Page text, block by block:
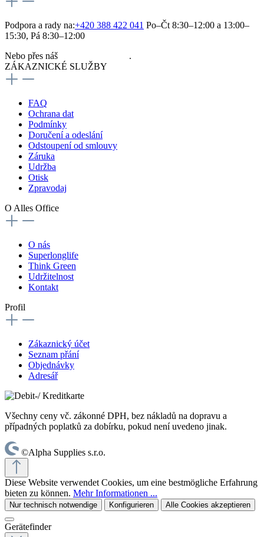
Podpora a rady na:+420 388 422 041 Po–Čt 8:30–12:00 a 13:00–
15:30, Pá 8:30–12:00
Nebo přes náš
.
ZÁKAZNICKÉ SLUŽBY
FAQ
Ochrana dat
Podmínky
Doručení a odeslání
Odstoupení od smlouvy
Záruka
Udržba
Otisk
Zpravodaj
O Alles Office
O nás
Superlonglife
Think Green
Udržitelnost
Kontakt
Profil
Zákaznický účet
Seznam přání
Objednávky
Adresář
Všechny ceny vč. zákonné DPH, bez nákladů na dopravu a
případných poplatků za dobírku, pokud není uvedeno jinak.
©Alpha Supplies s.r.o.
Diese Website verwendet Cookies, um eine bestmögliche Erfahrung
bieten zu können. Mehr Informationen ...
Nur technisch notwendige Konfigurieren Alle Cookies akzeptieren
Gerätefinder